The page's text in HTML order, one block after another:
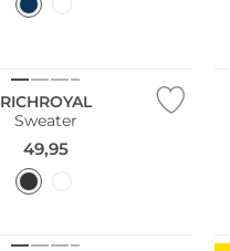
RICHROYAL
Sweater
49,95